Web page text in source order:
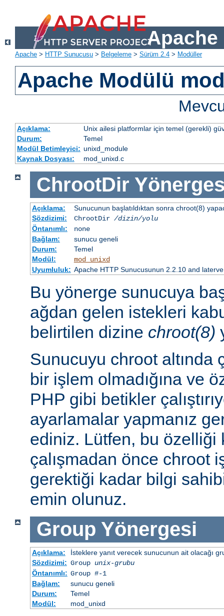
Apache
Apache > HTTP Sunucusu > Belgeleme > Sürüm 2.4 > Modüller
Apache Modülü
Açıklama:
Unix ailesi platformlar için temel (gerekli)
Durum:
Temel
Modül Betimleyici: unixd_module
Kaynak Dosyası:
mod_unixd.c
ChrootDir
Açıklama:
Sunucunun başlatıldıktan sonra chroot(8)
Sözdizimi:
ChrootDir /dizin/yolu
Öntanımlı:
none
Bağlam:
sunucu geneli
Durum:
Temel
Modül:
mod_unixd
Uyumluluk: Apache HTTP Sunucusunun 2.2.10 and
Bu yönerge sunucuya
ağdan gelen istekleri
belirtilen dizine chroot(8)
Sunucuyu chroot altında
bir işlem olmadığına ve
PHP gibi betikler
ayarlamalar yapmanız
ediniz. Lütfen, bu özelliği
çalışmadan önce chroot
gerektiği kadar bilgi
emin olunuz.
Group Yönergesi
Açıklama:
İsteklere yanıt verecek sunucunun ait olacağı
Sözdizimi: Group unix-grubu
Öntanımlı: Group #-1
Bağlam:
sunucu geneli
Durum:
Temel
Modül:
mod_unixd